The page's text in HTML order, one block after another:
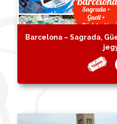
Barcelona – Sagrada,